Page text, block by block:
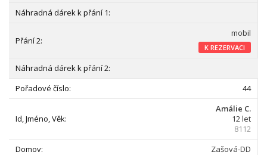
mobil
K REZERVACI
44
Amálie C.
12 let
8112
Zašová-DD